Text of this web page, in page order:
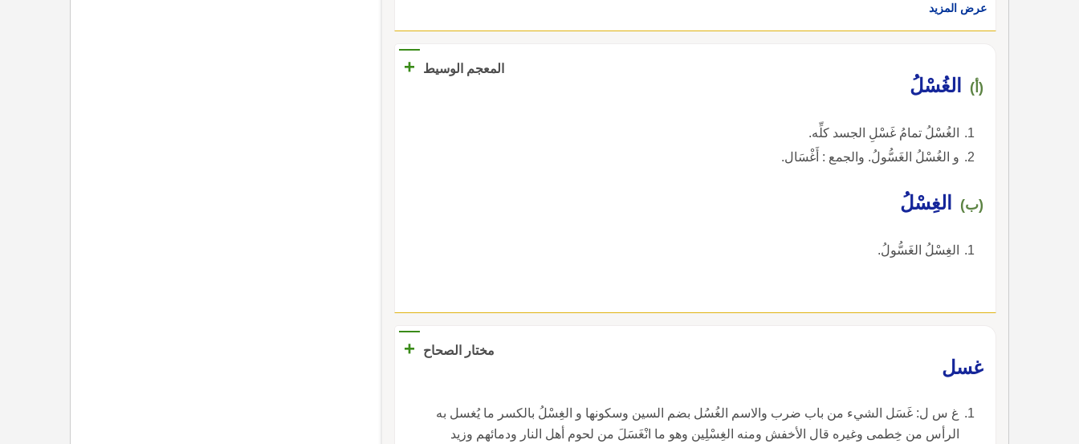
عرض المزيد
المعجم الوسيط +
(أ) الغُسْلُ
الغُسْلُ تمامُ غَسْلِ الجسد كلِّه.
و الغُسْلُ الغَسُّولُ. والجمع : أَغْسَال.
(ب) الغِسْلُ
الغِسْلُ الغَسُّولُ.
مختار الصحاح
+
غسل
غ س ل: غَسَل الشيء من باب ضرب والاسم الغُسُل بضم السين وسكونها و الغِسْلُ بالكسر ما يُغسل به
الرأس من خِطمى وغيره قال الأخفش ومنه الغِسْلِين وهو ما انْغَسَلَ من لحوم أهل النار ودمائهم وزيد